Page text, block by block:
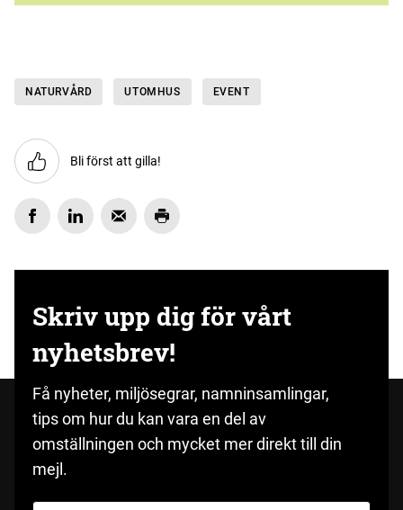
NATURVÅRD UTOMHUS EVENT
Bli först att gilla!
Skriv upp dig för vårt
nyhetsbrev!
Få nyheter, miljösegrar, namninsamlingar,
tips om hur du kan vara en del av
omställningen och mycket mer direkt till din
mejl.